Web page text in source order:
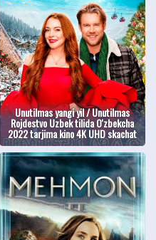
Unutilmas yangi yil / Unutilmas
Rojdestvo Uzbek tilida O'zbekcha
2022 tarjima kino 4K UHD skachat